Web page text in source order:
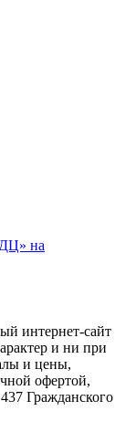
интернет-сайт
и ни при
и цены,
офертой,
Гражданского